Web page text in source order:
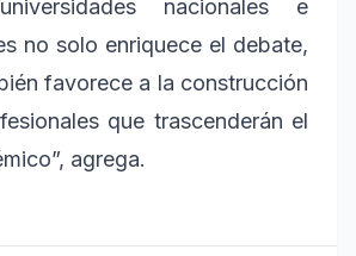
nacionales e
no solo enriquece el debate,
favorece a la construcción
que trascenderán el
agrega.